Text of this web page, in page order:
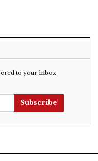
to your inbox
Subscribe